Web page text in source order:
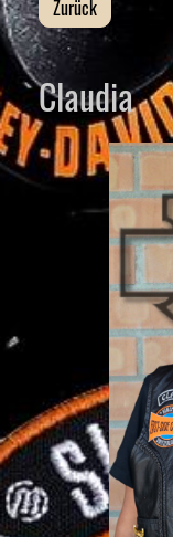
Zurück
Claudia